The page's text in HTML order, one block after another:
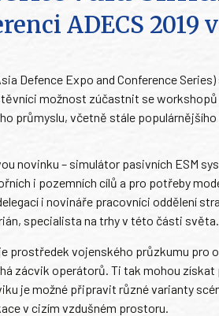
ADECS 2019
Defence Expo and Conference
možnost zúčastnit se
průmyslu, včetně stále
novinku – simulátor pasivních ESM
i pozemních cílů a pro potřeby
i novináře pracovníci oddělení
specialista na trhy v této části světa.
prostředek vojenského průzkumu
zácvik operátorů. Ti tak mohou
je možné připravit různé varianty
v cizím vzdušném prostoru.